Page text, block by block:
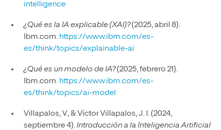
intelligence
¿Qué es la IA explicable (XAI)?(2025, abril 8).
Ibm.com. https://www.ibm.com/es-
es/think/topics/explainable-ai
¿Qué es un modelo de IA?(2025, febrero 21).
Ibm.com. https://www.ibm.com/es-
es/think/topics/ai-model
Villapalos, V., & Víctor Villapalos, J. I. (2024,
septiembre 4).Introducción a la Inteligencia Artificial